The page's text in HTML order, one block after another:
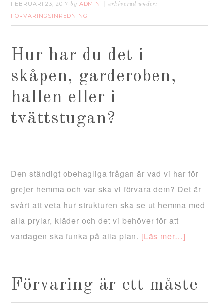
FEBRUARI 23, 2017 byADMIN arkiverad under:
FÖRVARINGSINREDNING
Hur har du det i
skåpen, garderoben,
hallen eller i
tvättstugan?
Den ständigt obehagliga frågan är vad vi har för
grejer hemma och var ska vi förvara dem? Det är
svårt att veta hur strukturen ska se ut hemma med
alla prylar, kläder och det vi behöver för att
vardagen ska funka på alla plan. [Läs mer…]
Förvaring är ett måste